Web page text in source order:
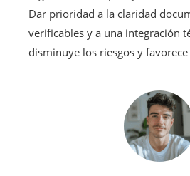
Dar prioridad a la claridad
verificables y a una integración
disminuye los riesgos y